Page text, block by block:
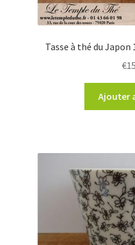
Tasse à thé du
€
Ajouter